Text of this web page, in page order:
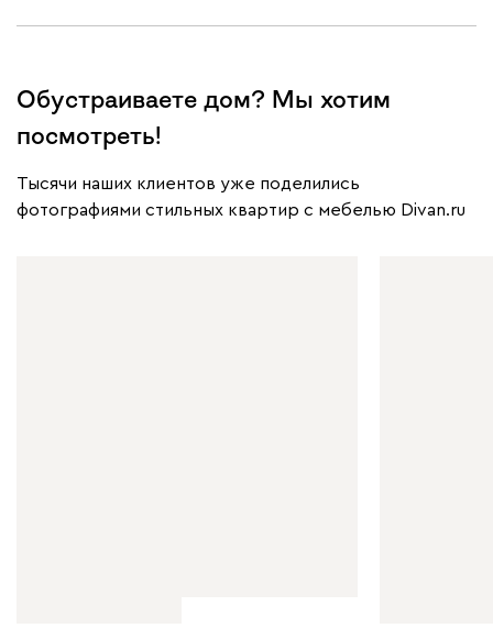
Обустраиваете дом? Мы хотим
посмотреть!
Тысячи наших клиентов уже поделились
фотографиями стильных квартир с мебелью Divan.ru